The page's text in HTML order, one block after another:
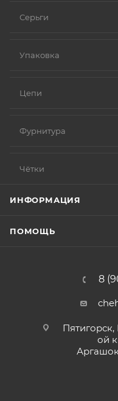
Серьги
Упаковка
Цепи
Фурнитура
Чётки
ИНФОРМАЦИЯ
ПОМОЩЬ
8
Пятигорск,
ой